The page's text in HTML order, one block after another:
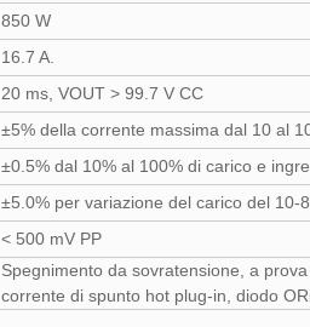
850 W
16.7 A.
20 ms, VOUT > 99.7 V CC
±5% della corrente massima dal 10 al
±0.5% dal 10% al 100% di carico e
±5.0% per variazione del carico del 10-
< 500 mV PP
Spegnimento da sovratensione, a
corrente di spunto hot plug-in, diodo